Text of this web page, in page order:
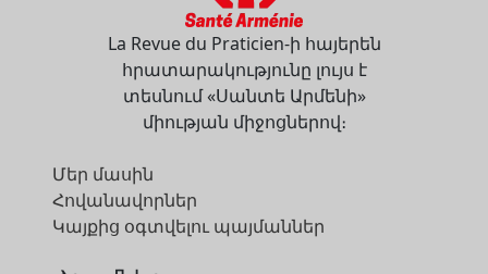
La Revue du Praticien-ի հայերեն
հրատարակությունը լույս է
տեսնում «Սանտե Արմենի»
միության միջոցներով։
Մեր մասին
Հովանավորներ
Կայքից օգտվելու պայմաններ